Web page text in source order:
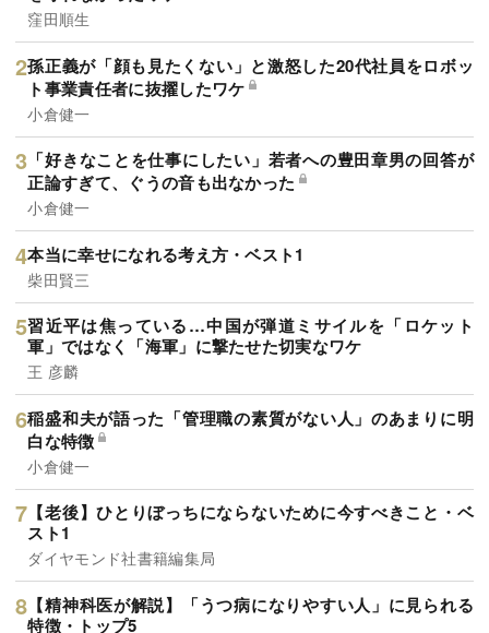
窪田順生
孫正義が「顔も見たくない」と激怒した20代社員をロボッ
ト事業責任者に抜擢したワケ
小倉健一
「好きなことを仕事にしたい」若者への豊田章男の回答が
正論すぎて、ぐうの音も出なかった
小倉健一
本当に幸せになれる考え方・ベスト1
柴田賢三
習近平は焦っている…中国が弾道ミサイルを「ロケット
軍」ではなく「海軍」に撃たせた切実なワケ
王 彦麟
稲盛和夫が語った「管理職の素質がない人」のあまりに明
白な特徴
小倉健一
【老後】ひとりぼっちにならないために今すべきこと・ベ
スト1
ダイヤモンド社書籍編集局
【精神科医が解説】「うつ病になりやすい人」に見られる
特徴・トップ5